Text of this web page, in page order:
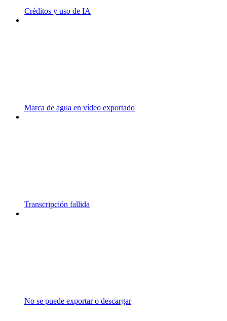
Créditos y uso de IA
Marca de agua en vídeo exportado
Transcripción fallida
No se puede exportar o descargar